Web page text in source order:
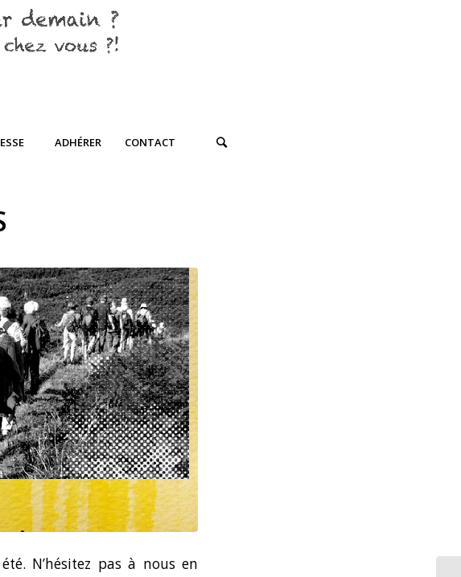
ADHÉRER CONTACT
N’hésitez pas à nous en